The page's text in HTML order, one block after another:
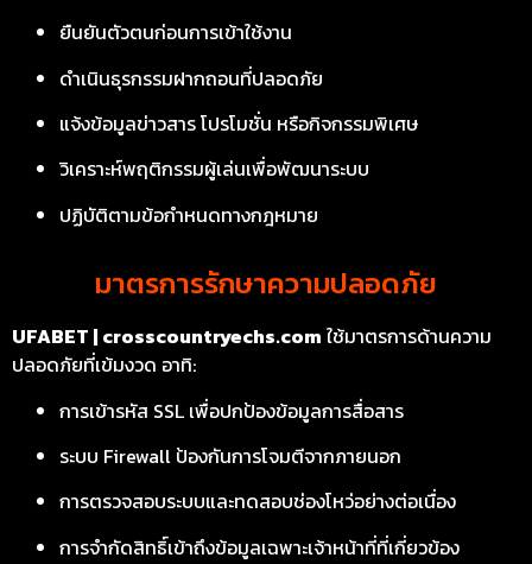
ยืนยันตัวตนก่อนการเข้าใช้งาน
ดำเนินธุรกรรมฝากถอนที่ปลอดภัย
แจ้งข้อมูลข่าวสาร โปรโมชั่น หรือกิจกรรมพิเศษ
วิเคราะห์พฤติกรรมผู้เล่นเพื่อพัฒนาระบบ
ปฏิบัติตามข้อกำหนดทางกฎหมาย
มาตรการรักษาความปลอดภัย
UFABET | crosscountryechs.com ใช้มาตรการด้านความ
ปลอดภัยที่เข้มงวด อาทิ:
การเข้ารหัส SSL เพื่อปกป้องข้อมูลการสื่อสาร
ระบบ Firewall ป้องกันการโจมตีจากภายนอก
การตรวจสอบระบบและทดสอบช่องโหว่อย่างต่อเนื่อง
การจำกัดสิทธิ์เข้าถึงข้อมูลเฉพาะเจ้าหน้าที่ที่เกี่ยวข้อง